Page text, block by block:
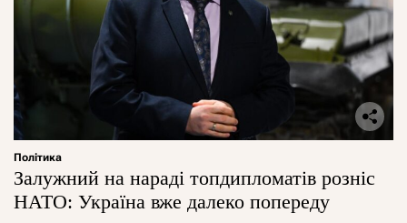
Політика
Залужний на нараді топдипломатів розніс
НАТО: Україна вже далеко попереду